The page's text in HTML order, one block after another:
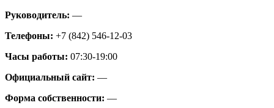
Руководитель: —
Телефоны: +7 (842) 546-12-03
Часы работы: 07:30-19:00
Официальный сайт: —
Форма собственности: —